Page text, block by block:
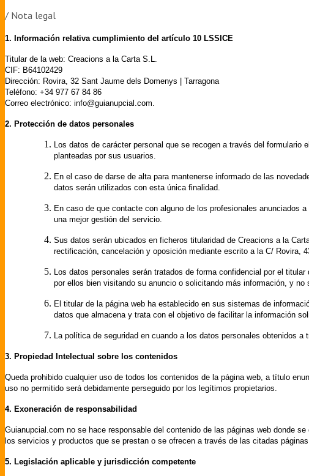
/ Nota legal
1. Información relativa cumplimiento del artículo 10 LSSICE
Titular de la web: Creacions a la Carta S.L.
CIF: B64102429
Dirección: Rovira, 32 Sant Jaume dels Domenys | Tarragona
Teléfono: +34 977 67 84 86
Correo electrónico: info@guianupcial.com.
2. Protección de datos personales
Los datos de carácter personal que se recogen a través del
planteadas por sus usuarios.
En el caso de darse de alta para mantenerse informado de las
datos serán utilizados con esta única finalidad.
En caso de que contacte con alguno de los profesionales anunciados
una mejor gestión del servicio.
Sus datos serán ubicados en ficheros titularidad de Creacions a la
rectificación, cancelación y oposición mediante escrito a la C/ Rovira,
Los datos personales serán tratados de forma confidencial por el titular
por ellos bien visitando su anuncio o solicitando más información, y no
El titular de la página web ha establecido en sus sistemas de
datos que almacena y trata con el objetivo de facilitar la información
La política de seguridad en cuando a los datos personales obtenidos
3. Propiedad Intelectual sobre los contenidos
Queda prohibido cualquier uso de todos los contenidos de la página web, a título
uso no permitido será debidamente perseguido por los legítimos propietarios.
4. Exoneración de responsabilidad
Guianupcial.com no se hace responsable del contenido de las páginas web donde
los servicios y productos que se prestan o se ofrecen a través de las citadas
5. Legislación aplicable y jurisdicción competente